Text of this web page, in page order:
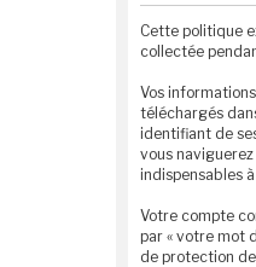
Cette politique
collectée
Vos
téléchargés
identifiant de
vous
indispensables
Votre compte
par « votre mot
de protection